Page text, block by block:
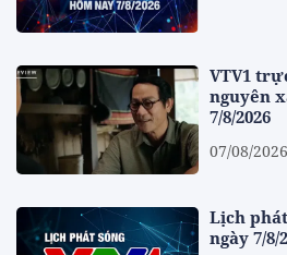
VTV1
nguyên
7/8/2026
07/08/
Lịch
ngày 7/8/